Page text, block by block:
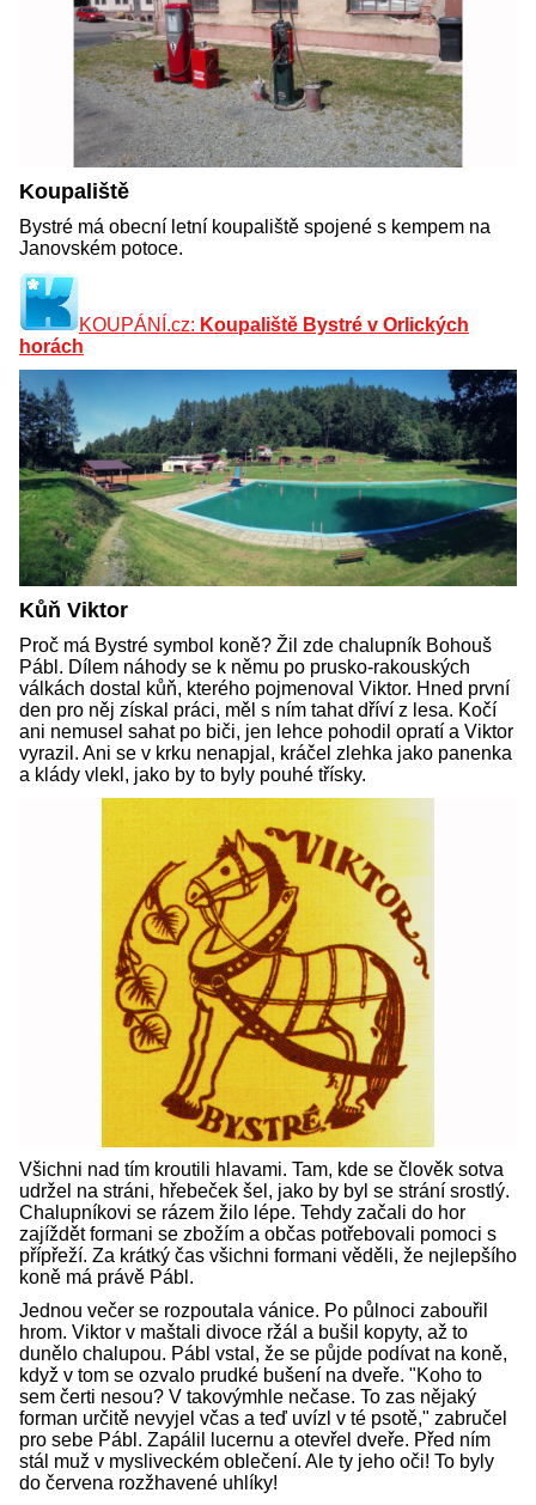
Koupaliště
Bystré má obecní letní koupaliště spojené s kempem na
Janovském potoce.
KOUPÁNÍ.cz: Koupaliště Bystré v Orlických
horách
Kůň Viktor
Proč má Bystré symbol koně? Žil zde chalupník Bohouš
Pábl. Dílem náhody se k němu po prusko-rakouských
válkách dostal kůň, kterého pojmenoval Viktor. Hned první
den pro něj získal práci, měl s ním tahat dříví z lesa. Kočí
ani nemusel sahat po biči, jen lehce pohodil opratí a Viktor
vyrazil. Ani se v krku nenapjal, kráčel zlehka jako panenka
a klády vlekl, jako by to byly pouhé třísky.
Všichni nad tím kroutili hlavami. Tam, kde se člověk sotva
udržel na stráni, hřebeček šel, jako by byl se strání srostlý.
Chalupníkovi se rázem žilo lépe. Tehdy začali do hor
zajíždět formani se zbožím a občas potřebovali pomoci s
přípřeží. Za krátký čas všichni formani věděli, že nejlepšího
koně má právě Pábl.
Jednou večer se rozpoutala vánice. Po půlnoci zabouřil
hrom. Viktor v maštali divoce ržál a bušil kopyty, až to
dunělo chalupou. Pábl vstal, že se půjde podívat na koně,
když v tom se ozvalo prudké bušení na dveře. "Koho to
sem čerti nesou? V takovýmhle nečase. To zas nějaký
forman určitě nevyjel včas a teď uvízl v té psotě," zabručel
pro sebe Pábl. Zapálil lucernu a otevřel dveře. Před ním
stál muž v mysliveckém oblečení. Ale ty jeho oči! To byly
do červena rozžhavené uhlíky!